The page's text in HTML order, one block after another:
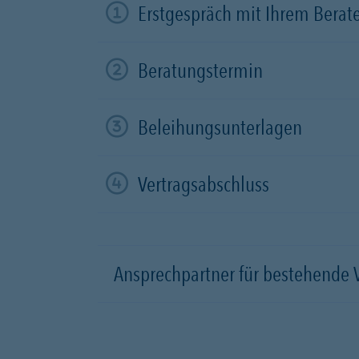
Erstgespräch mit Ihrem
Beratungstermin
Beleihungsunterlagen
Vertragsabschluss
Ansprechpartner für bestehende